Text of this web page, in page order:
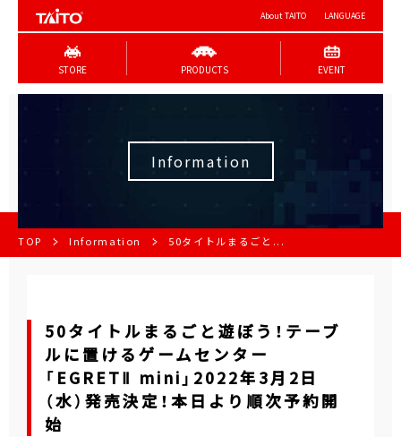
About TAITO LANGUAGE
STORE PRODUCTS EVENT
Information
TOP Information 50タイトルまるごと...
50タイトルまるごと遊ぼう！テーブ
ルに置けるゲームセンター
「EGRETⅡ mini」2022年3月2日
（水）発売決定！本日より順次予約開
始